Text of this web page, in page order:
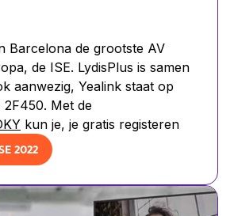
Barcelona de grootste AV
de ISE. LydisPlus is samen
aanwezig, Yealink staat op
2F450. Met de
kun je, je gratis registeren
2022